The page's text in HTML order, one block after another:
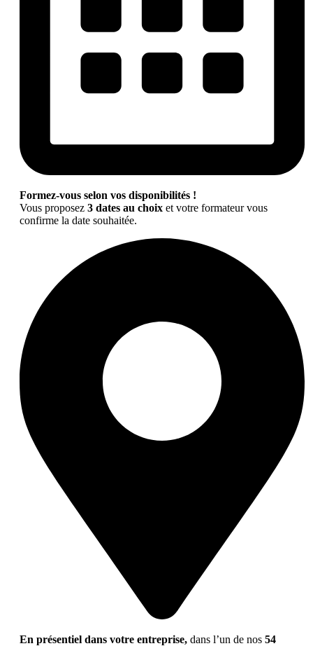
Formez-vous selon vos disponibilités !
Vous proposez 3 dates au choix et votre formateur vous
confirme la date souhaitée.
En présentiel dans votre entreprise, dans l’un de nos 54